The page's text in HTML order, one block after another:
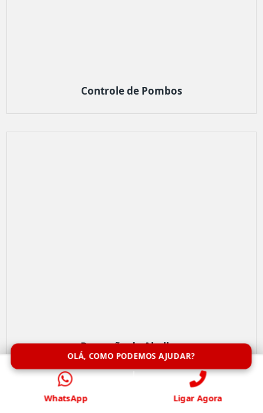
Controle de Pombos
Remoção de Abelhas
OLÁ, COMO PODEMOS AJUDAR?
WhatsApp Ligar Agora